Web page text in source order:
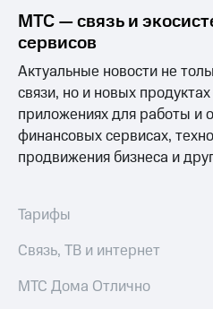
чистый
номер
Выбрать
красивый
номер
Заменить
SIM-
eSIM
Для дома
Выберите
Тарифы
Интернет,
ТВ и телефон
Услуги
ТВ
кабинет
МТС — связь и
сервисов
Актуальные новости не
связи, но и новых
приложениях для работы и
финансовых сервисах,
продвижения бизнеса и
Тарифы
Связь, ТВ и интернет
МТС Дома Отлично